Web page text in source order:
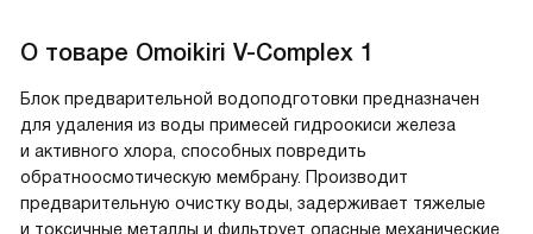
О товаре Omoikiri V-Complex 1
Блок предварительной водоподготовки предназначен
для удаления из воды примесей гидроокиси железа
и активного хлора, способных повредить
обратноосмотическую мембрану. Производит
предварительную очистку воды, задерживает тяжелые
и токсичные металлы и фильтрует опасные механические